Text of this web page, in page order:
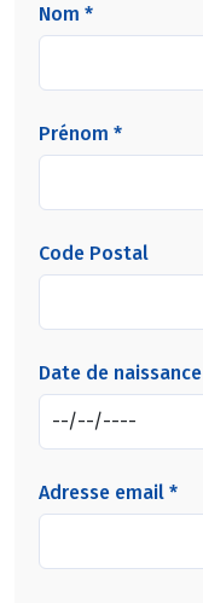
Nom *
Prénom *
Code Postal
Date de naissance
Adresse email *